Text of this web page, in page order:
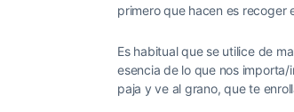
primero que hacen es recoger
Es habitual que se utilice de
esencia de lo que nos
paja y ve al grano, que te